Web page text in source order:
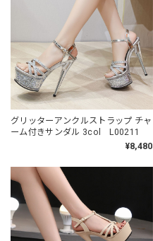
グリッターアンクルストラップ チャ
ーム付きサンダル 3col L00211
¥8,480